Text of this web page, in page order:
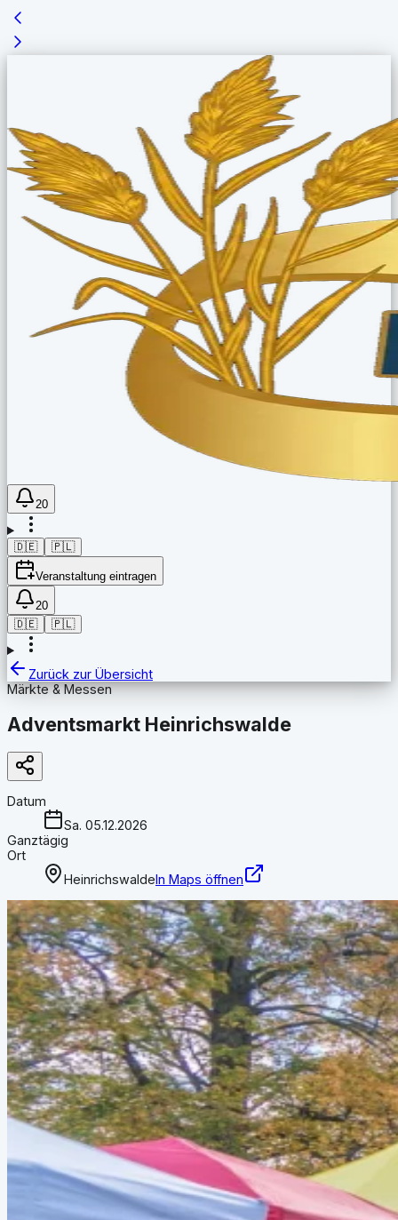
20
🇩🇪 🇵🇱
Veranstaltung eintragen
20
🇩🇪
🇵🇱
Zurück zur Übersicht
Märkte & Messen
Adventsmarkt Heinrichswalde
Datum
Sa. 05.12.2026
Ganztägig
Ort
HeinrichswaldeIn Maps öffnen